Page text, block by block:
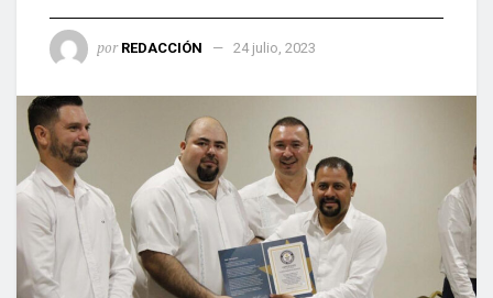
por REDACCIÓN 24 julio, 2023